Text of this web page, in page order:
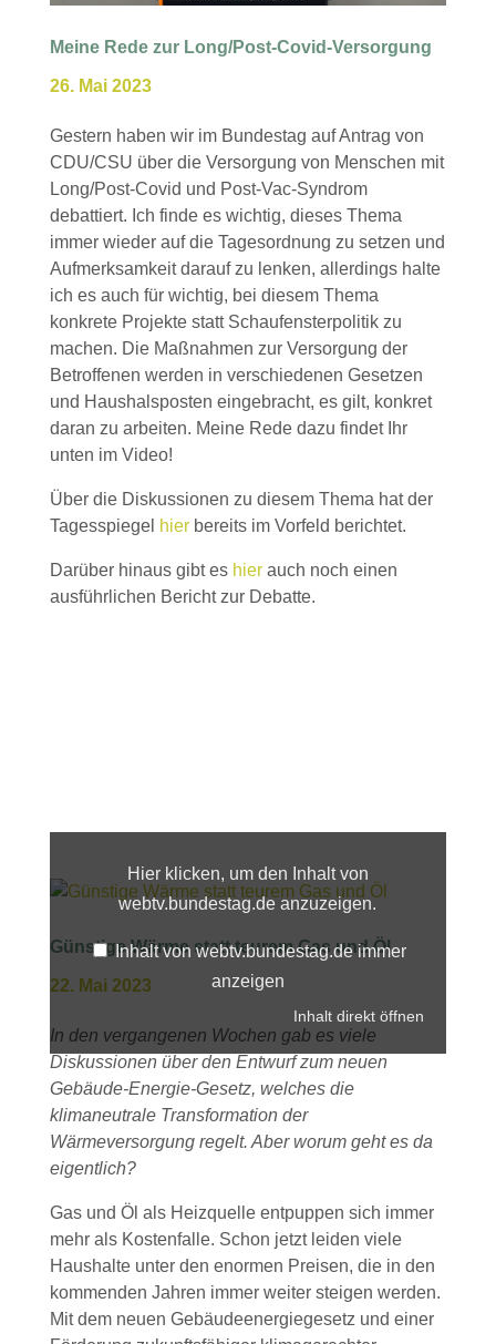
Meine Rede zur Long/Post-Covid-Versorgung
26. Mai 2023
Gestern haben wir im Bundestag auf Antrag von
CDU/CSU über die Versorgung von Menschen mit
Long/Post-Covid und Post-Vac-Syndrom
debattiert. Ich finde es wichtig, dieses Thema
immer wieder auf die Tagesordnung zu setzen und
Aufmerksamkeit darauf zu lenken, allerdings halte
ich es auch für wichtig, bei diesem Thema
konkrete Projekte statt Schaufensterpolitik zu
machen. Die Maßnahmen zur Versorgung der
Betroffenen werden in verschiedenen Gesetzen
und Haushalsposten eingebracht, es gilt, konkret
daran zu arbeiten. Meine Rede dazu findet Ihr
unten im Video!
Über die Diskussionen zu diesem Thema hat der
Tagesspiegel hierbereits im Vorfeld berichtet.
Darüber hinaus gibt es hierauch noch einen
ausführlichen Bericht zur Debatte.
webtv.bundestag.de
anzeigen
Hier klicken, um den Inhalt von
webtv.bundestag.de anzuzeigen.
Inhalt von webtv.bundestag.de immer
anzeigen
Inhalt direkt öffnen
Günstige Wärme statt teurem Gas und Öl
22. Mai 2023
In den vergangenen Wochen gab es viele
Diskussionen über den Entwurf zum neuen
Gebäude-Energie-Gesetz, welches die
klimaneutrale Transformation der
Wärmeversorgung regelt. Aber worum geht es da
eigentlich?
Gas und Öl als Heizquelle entpuppen sich immer
mehr als Kostenfalle. Schon jetzt leiden viele
Haushalte unter den enormen Preisen, die in den
kommenden Jahren immer weiter steigen werden.
Mit dem neuen Gebäudeenergiegesetz und einer